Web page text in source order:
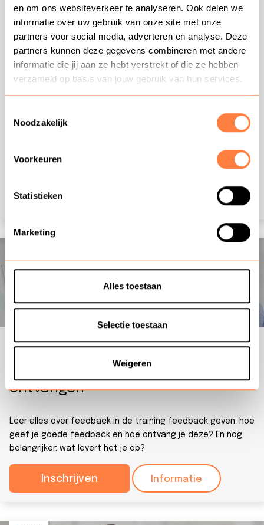
en om ons websiteverkeer te analyseren. Ook delen we
informatie over uw gebruik van onze site met onze
partners voor social media, adverteren en analyse. Deze
partners kunnen deze gegevens combineren met andere
informatie die jij aan ze hebt verstrekt of die ze hebben
verzameld op basis van jouw gebruik van hun services.
Noodzakelijk
Voorkeuren
Statistieken
Marketing
Alles toestaan
Selectie toestaan
Weigeren
Training: Omgaan met weerstand &
weerbaarheid
Leer om te gaan met weerstand in klantcontact en jezelf
weerbaarder op te stellen met de training 'Omgaan met
weerstand & weerbaarheid' van dé specialist in
Klantcontact: Coniche. De training is geschikt voor iedereen
die telefonisch klantcontact heeft. Denk hierbij aan een
klantenservice of callcenter omgeving. Ook voor
aan een balie, in een winkel of aan de deur is deze training
Inschrijven
Training: Feedback geven en
1 dag |€ 750
Training: Feedback geven en
ontvangen
Leer alles over feedback in de training feedback geven: hoe
geef je goede feedback en hoe ontvang je deze? En nog
belangrijker: wat levert het je op?
Inschrijven Informatie